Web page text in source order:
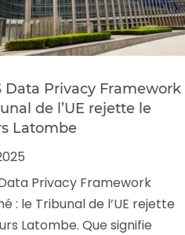
Data Privacy Framework
de l’UE rejette le
Latombe
Privacy Framework
: le Tribunal de l’UE rejette
Latombe. Que signifie